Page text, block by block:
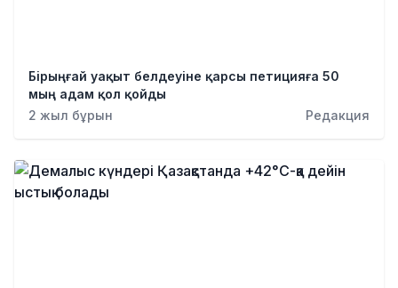
Бірыңғай уақыт белдеуіне қарсы петицияға 50
мың адам қол қойды
2 жыл бұрын
Редакция